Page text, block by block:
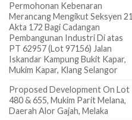
Permohonan Kebenaran
Merancang Mengikut Seksyen 21
Akta 172 Bagi Cadangan
Pembangunan Industri Di atas
PT 62957 (Lot 97156) Jalan
Iskandar Kampung Bukit Kapar,
Mukim Kapar, Klang Selangor
Proposed Development On Lot
480 & 655, Mukim Parit Melana,
Daerah Alor Gajah, Melaka